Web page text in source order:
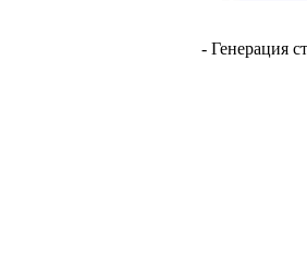
- Генерация